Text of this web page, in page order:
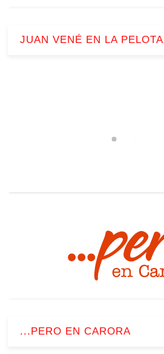
JUAN VENÉ EN LA PELOTA
...PERO EN CARORA